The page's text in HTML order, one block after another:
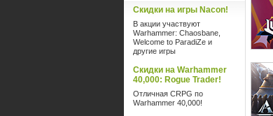
Скидки на игры Nacon!
В акции участвуют
Warhammer: Chaosbane,
Welcome to ParadiZe и
другие игры
Скидки на Warhammer
40,000: Rogue Trader!
Отличная CRPG по
Warhammer 40,000!